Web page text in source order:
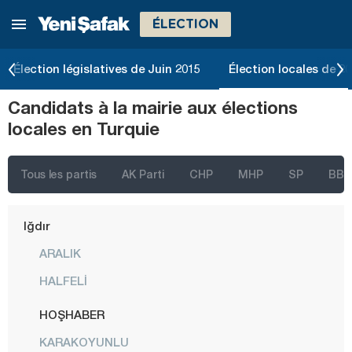
ÉLECTION
Élection législatives de Juin 2015 Élection locales de
Candidats à la mairie aux élections
locales en Turquie
Tous les partis AK Parti CHP MHP SP BBP
Erzurum
Giresun
Gümüşhane
Hatay
Iğdır
ARALIK
HALFELİ
HOŞHABER
KARAKOYUNLU